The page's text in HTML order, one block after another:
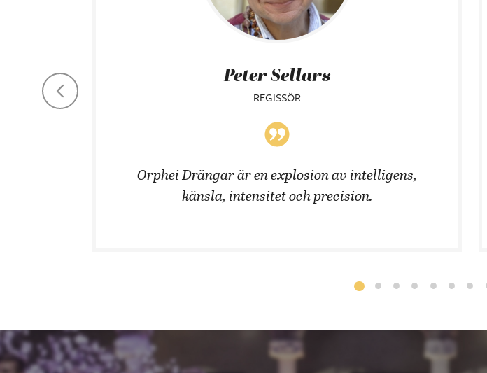
Peter Sellars
REGISSÖR
Orphei Drängar är en explosion av intelligens,
känsla, intensitet och precision.